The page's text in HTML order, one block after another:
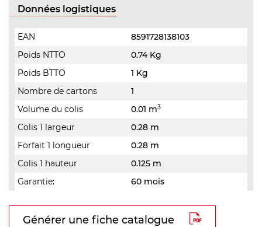
Données logistiques
EAN
8591728138103
Poids NTTO
0.74 Kg
Poids BTTO
1 Kg
Nombre de cartons
1
Volume du colis
0.01 m3
Colis 1 largeur
0.28 m
Forfait 1 longueur
0.28 m
Colis 1 hauteur
0.125 m
Garantie:
60 mois
Générer une fiche catalogue